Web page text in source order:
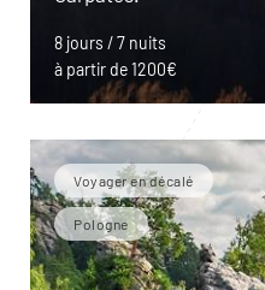
8 jours / 7 nuits
à partir de 1200€
Voyager en décalé
Pologne